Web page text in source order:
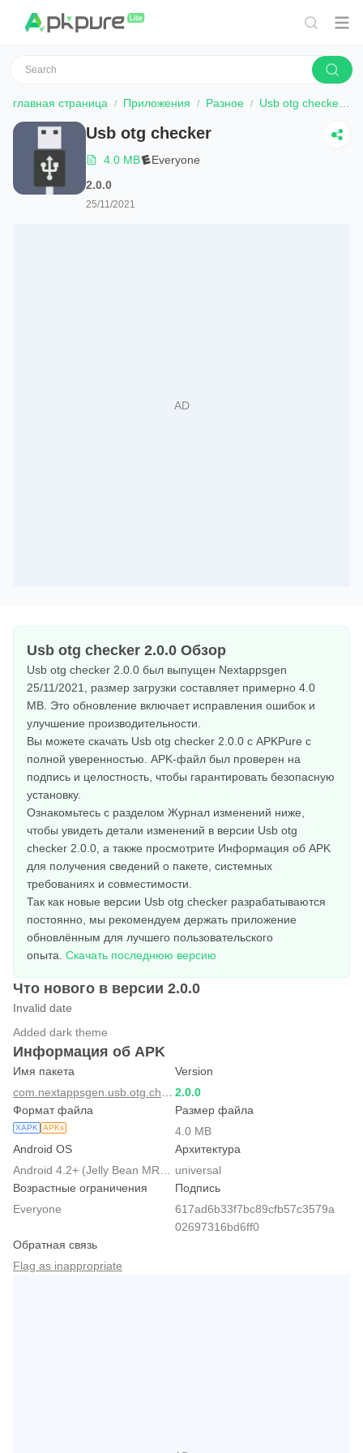
главная страница Приложения Разное Usb otg checker
Usb otg checker
4.0 MB
Everyone
2.0.0
25/11/2021
Usb otg checker 2.0.0 Обзор
Usb otg checker 2.0.0 был выпущен Nextappsgen
25/11/2021, размер загрузки составляет примерно 4.0
MB. Это обновление включает исправления ошибок и
улучшение производительности.
Вы можете скачать Usb otg checker 2.0.0 с APKPure с
полной уверенностью. APK-файл был проверен на
подпись и целостность, чтобы гарантировать безопасную
установку.
Ознакомьтесь с разделом Журнал изменений ниже,
чтобы увидеть детали изменений в версии Usb otg
checker 2.0.0, а также просмотрите Информация об APK
для получения сведений о пакете, системных
требованиях и совместимости.
Так как новые версии Usb otg checker разрабатываются
постоянно, мы рекомендуем держать приложение
обновлённым для лучшего пользовательского
опыта. Скачать последнюю версию
Что нового в версии 2.0.0
Invalid date
Added dark theme
Информация об APK
Имя пакета
Version
2.0.0
Формат файла
XAPK APKs
Размер файла
4.0 MB
Android OS
Архитектура
universal
Возрастные ограничения
Everyone
Подпись
617ad6b33f7bc89cfb57c3579a
02697316bd6ff0
Обратная связь
Flag as inappropriate